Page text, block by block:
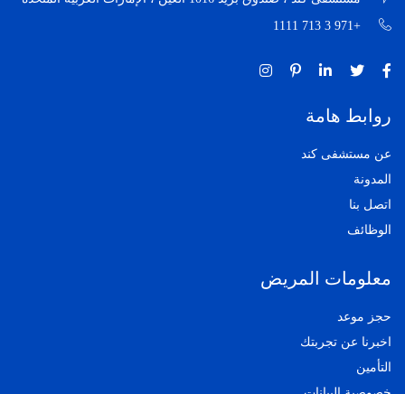
+971 3 713 1111
روابط هامة
عن مستشفى كند
المدونة
اتصل بنا
الوظائف
معلومات المريض
حجز موعد
اخبرنا عن تجربتك
التأمين